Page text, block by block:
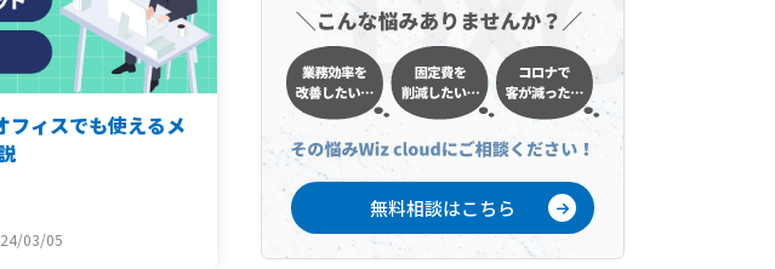
ィスでも使えるメ
03/05
無料相談はこちら